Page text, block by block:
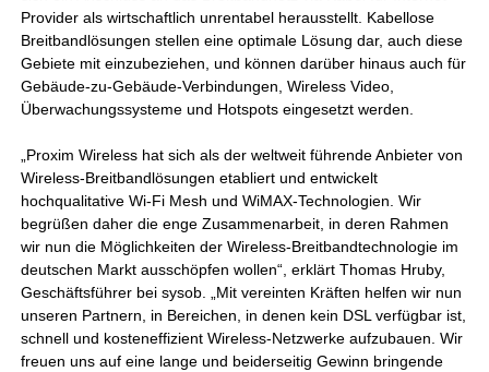
Provider als wirtschaftlich unrentabel herausstellt. Kabellose
Breitbandlösungen stellen eine optimale Lösung dar, auch diese
Gebiete mit einzubeziehen, und können darüber hinaus auch für
Gebäude-zu-Gebäude-Verbindungen, Wireless Video,
Überwachungssysteme und Hotspots eingesetzt werden.
„Proxim Wireless hat sich als der weltweit führende Anbieter von
Wireless-Breitbandlösungen etabliert und entwickelt
hochqualitative Wi-Fi Mesh und WiMAX-Technologien. Wir
begrüßen daher die enge Zusammenarbeit, in deren Rahmen
wir nun die Möglichkeiten der Wireless-Breitbandtechnologie im
deutschen Markt ausschöpfen wollen“, erklärt Thomas Hruby,
Geschäftsführer bei sysob. „Mit vereinten Kräften helfen wir nun
unseren Partnern, in Bereichen, in denen kein DSL verfügbar ist,
schnell und kosteneffizient Wireless-Netzwerke aufzubauen. Wir
freuen uns auf eine lange und beiderseitig Gewinn bringende